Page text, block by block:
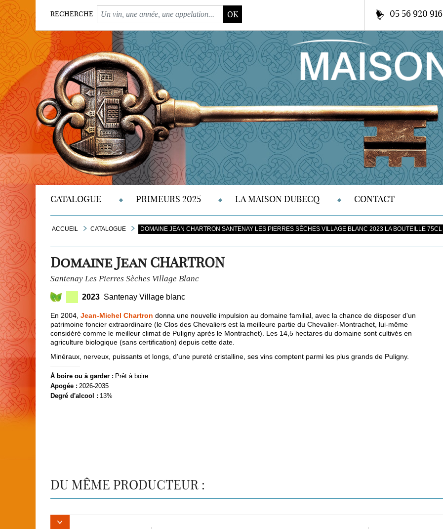
RECHERCHE OK 05 56 920 916
CATALOGUE PRIMEURS 2025 LA MAISON DUBECQ CONTACT
ACCUEIL CATALOGUE DOMAINE JEAN CHARTRON SANTENAY LES PIERRES SÈCHES VILLAGE BLANC 2023 LA BOUTEILLE 75CL
Domaine Jean CHARTRON
Santenay Les Pierres Sèches Village Blanc
2023 Santenay Village blanc
En 2004,Jean-Michel Chartron donna une nouvelle impulsion au domaine familial, avec la chance de disposer d'un
patrimoine foncier extraordinaire (le Clos des Chevaliers est la meilleure partie du Chevalier-Montrachet, lui-même
considéré comme le meilleur climat de Puligny après le Montrachet). Les 14,5 hectares du domaine sont cultivés en
agriculture biologique (sans certification) depuis cette date.
Minéraux, nerveux, puissants et longs, d'une pureté cristalline, ses vins comptent parmi les plus grands de Puligny.
À boire ou à garder : Prêt à boire
Apogée : 2026-2035
Degré d'alcool : 13%
DU MÊME PRODUCTEUR :